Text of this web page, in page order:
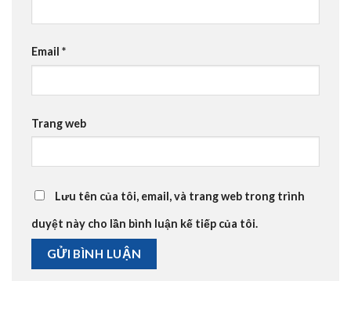
Email *
Trang web
Lưu tên của tôi, email, và trang web trong trình
duyệt này cho lần bình luận kế tiếp của tôi.